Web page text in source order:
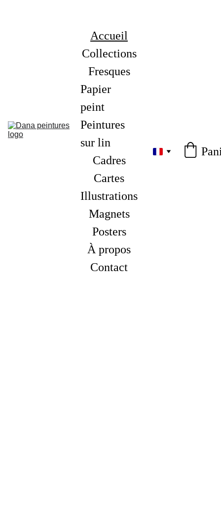
Accueil
Collections
Fresques
Papier
peint
Peintures
sur lin
Cadres
Cartes
Illustrations
Magnets
Posters
À propos
Contact